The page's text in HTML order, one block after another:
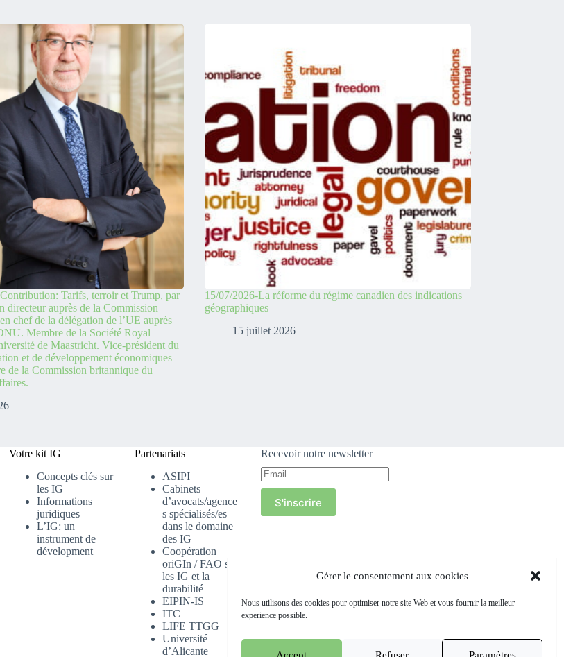
Gérer le consentement aux cookies
Nous utilisons des cookies pour optimiser notre site Web et vous fournir la meilleur
experience possible.
Accept Refuser Paramètres
Tarifs, terroir et Trump, par
directeur auprès de la Commission
chef de la délégation de l’UE auprès
Membre de la Société Royal
de Maastricht. Vice-président du
et de développement économiques
de la Commission britannique du
15/07/2026-La réforme du régime canadien des indications
géographiques
15 juillet 2026
Votre kit IG
Concepts clés sur
les IG
Informations
juridiques
L’IG: un
instrument de
dévelopment
Partenariats
ASIPI
Cabinets
d’avocats/agence
s spécialisés/es
dans le domaine
des IG
Coopération
oriGIn / FAO sur
les IG et la
durabilité
EIPIN-IS
ITC
LIFE TTGG
Université
d’Alicante
Recevoir notre newsletter
S'inscrire